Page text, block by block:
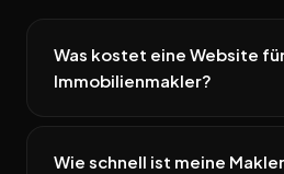
Was kostet eine Website
Immobilienmakler?
Wie schnell ist meine